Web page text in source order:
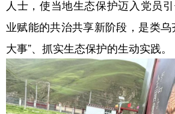
人士，使当地生态保护迈入党员
业赋能的共治共享新阶段，是类乌
大事”、抓实生态保护的生动实践。